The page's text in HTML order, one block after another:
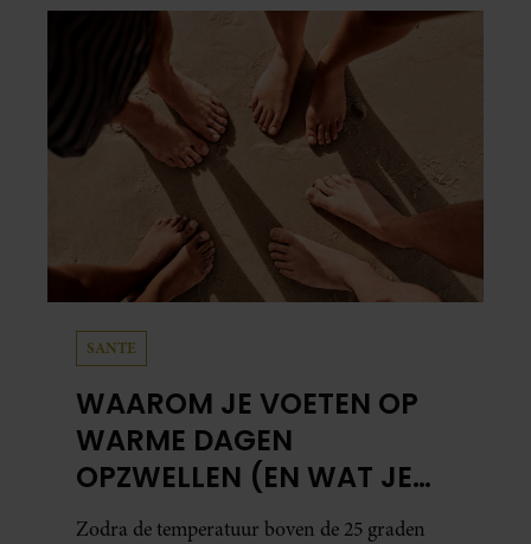
SANTE
WAAROM JE VOETEN OP
WARME DAGEN
OPZWELLEN (EN WAT JE
ERAAN KUNT DOEN)
Zodra de temperatuur boven de 25 graden